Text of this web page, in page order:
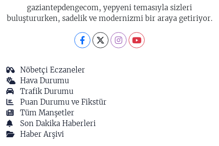
gaziantepdengecom, yepyeni temasıyla sizleri
buluştururken, sadelik ve modernizmi bir araya getiriyor.
Nöbetçi Eczaneler
Hava Durumu
Trafik Durumu
Puan Durumu ve Fikstür
Tüm Manşetler
Son Dakika Haberleri
Haber Arşivi